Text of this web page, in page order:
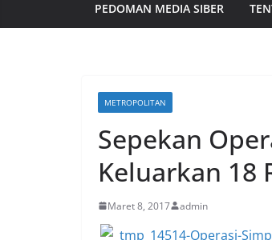
PEDOMAN MEDIA SIBER
METROPOLITAN
Sepekan
Keluarkan 18
Maret 8, 2017 admin